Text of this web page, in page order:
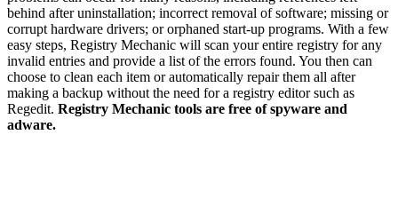
behind after uninstallation; incorrect removal of software; missing or
corrupt hardware drivers; or orphaned start-up programs. With a few
easy steps, Registry Mechanic will scan your entire registry for any
invalid entries and provide a list of the errors found. You then can
choose to clean each item or automatically repair them all after
making a backup without the need for a registry editor such as
Regedit. Registry Mechanic tools are free of spyware and
adware.